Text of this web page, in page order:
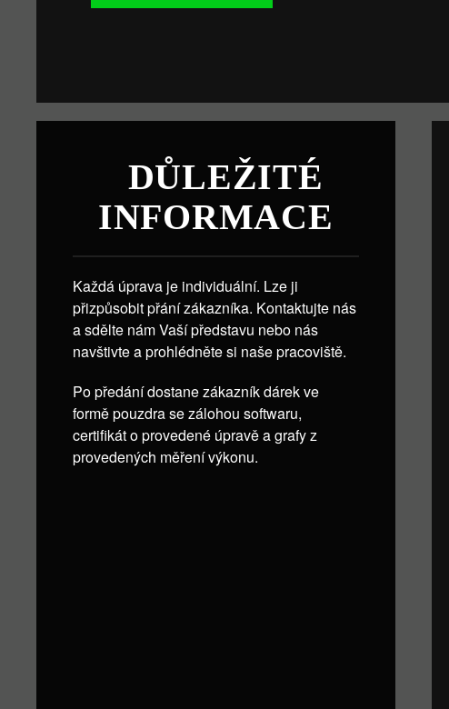
DŮLEŽITÉ
INFORMACE
Každá úprava je individuální. Lze ji
přizpůsobit přání zákazníka. Kontaktujte nás
a sdělte nám Vaší představu nebo nás
navštivte a prohlédněte si naše pracoviště.
Po předání dostane zákazník dárek ve
formě pouzdra se zálohou softwaru,
certifikát o provedené úpravě a grafy z
provedených měření výkonu.